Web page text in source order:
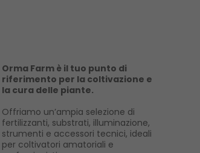
Orma Farm è il tuo punto di
riferimento per la coltivazione e
la cura delle piante.
Offriamo un’ampia selezione di
fertilizzanti, substrati, illuminazione,
strumenti e accessori tecnici, ideali
per coltivatori amatoriali e